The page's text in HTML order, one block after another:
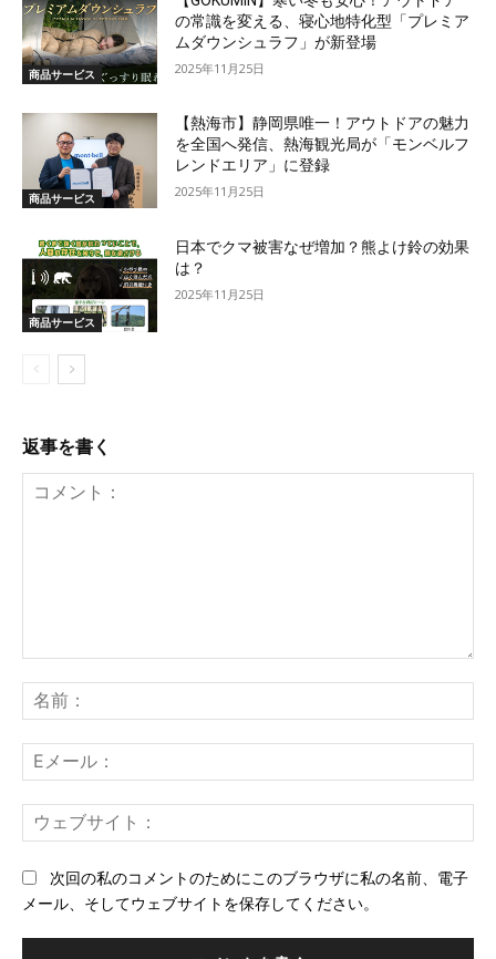
商品サービス
の常識を変える、寝心地特化型「プレミア
ムダウンシュラフ」が新登場
2025年11月25日
商品サービス
【熱海市】静岡県唯一！アウトドアの魅力
を全国へ発信、熱海観光局が「モンベルフ
レンドエリア」に登録
2025年11月25日
商品サービス
日本でクマ被害なぜ増加？熊よけ鈴の効果
は？
2025年11月25日
返事を書く
ン
ト：
前
メ
ー
ェ
次回の私のコメントのためにこのブラウザに私の名前、電子
メール、そしてウェブサイトを保存してください。